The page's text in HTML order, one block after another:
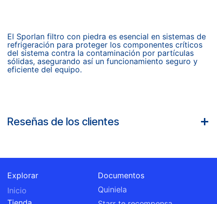
El Sporlan filtro con piedra es esencial en sistemas de
refrigeración para proteger los componentes críticos
del sistema contra la contaminación por partículas
sólidas, asegurando así un funcionamiento seguro y
eficiente del equipo.
Reseñas de los clientes
Explorar
Inicio
Documentos
Quiniela